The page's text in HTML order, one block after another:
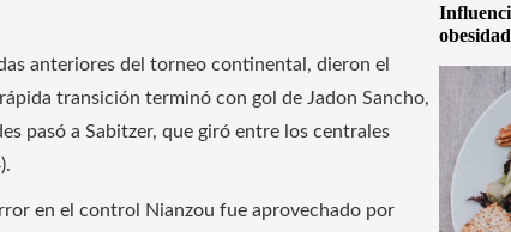
anteriores del torneo continental, dieron el
transición terminó con gol de Jadon Sancho,
pasó a Sabitzer, que giró entre los centrales
en el control Nianzou fue aprovechado por
obesidad